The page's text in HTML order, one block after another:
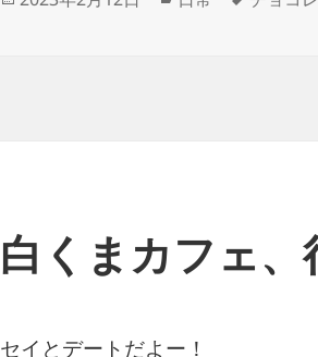
白くまカフェ、
セイとデートだよー！